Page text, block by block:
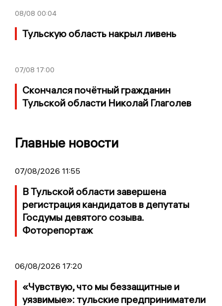
08/08 00:04
Тульскую область накрыл ливень
07/08 17:00
Скончался почётный гражданин
Тульской области Николай Глаголев
Главные новости
07/08/2026 11:55
В Тульской области завершена
регистрация кандидатов в депутаты
Госдумы девятого созыва.
Фоторепортаж
06/08/2026 17:20
«Чувствую, что мы беззащитные и
уязвимые»: тульские предприниматели